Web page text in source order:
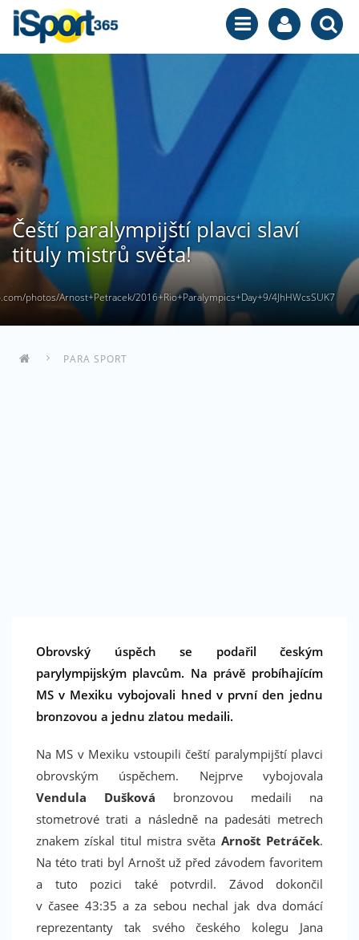
photos/Arnost+Petracek/2016+Rio+Paralympics+Day+9/4JhHWcsSUK7
Čeští paralympijští plavci slaví
tituly mistrů světa!
PARA SPORT
Obrovský úspěch se podařil českým
parylympijským plavcům. Na právě probíhajícím
MS v Mexiku vybojovali hned v první den jednu
bronzovou a jednu zlatou medaili.
Na MS v Mexiku vstoupili čeští paralympijští plavci
obrovským úspěchem. Nejprve vybojovala
Vendula Dušková bronzovou medaili na
stometrové trati a následně na padesáti metrech
znakem získal titul mistra světa Arnošt Petráček.
Na této trati byl Arnošt už před závodem favoritem
a tuto pozici také potvrdil. Závod dokončil
v časee 43:35 a za sebou nechal jak dva domácí
reprezentanty tak svého českého kolegu Jana